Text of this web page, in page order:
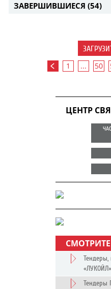
ЗАВЕРШИВШИЕСЯ (54)
1 ... 50
ЦЕНТР
«ЛУКОЙЛ»
Тендеры